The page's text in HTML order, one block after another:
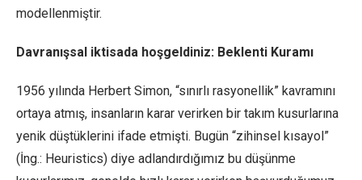
modellenmiştir.
Davranışsal iktisada hoşgeldiniz: Beklenti Kuramı
1956 yılında Herbert Simon, “sınırlı rasyonellik” kavramını
ortaya atmış, insanların karar verirken bir takım kusurlarına
yenik düştüklerini ifade etmişti. Bugün “zihinsel kısayol”
(İng.: Heuristics) diye adlandırdığımız bu düşünme